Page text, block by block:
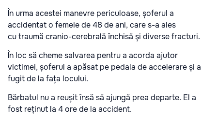
În urma acestei manevre periculoase, șoferul a
accidentat o femeie de 48 de ani, care s-a ales
cu traumă cranio-cerebrală închisă şi diverse fracturi.
În loc să cheme salvarea pentru a acorda ajutor
victimei, șoferul a apăsat pe pedala de accelerare și a
fugit de la fața locului.
Bărbatul nu a reușit însă să ajungă prea departe. El a
fost reținut la 4 ore de la accident.